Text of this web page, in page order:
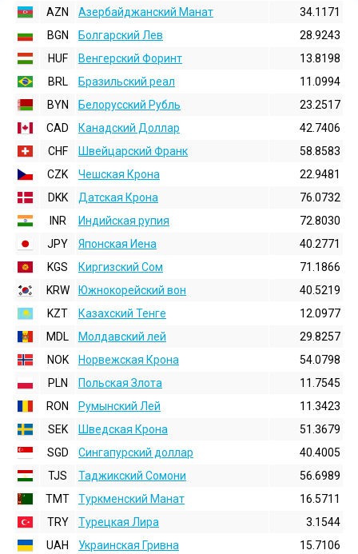
AZN
Азербайджанский Манат
34.1171
BGN
Болгарский Лев
28.9243
HUF
Венгерский Форинт
13.8198
BRL
Бразильский реал
11.0994
BYN
Белорусский Рубль
23.2517
CAD
Канадский Доллар
42.7406
CHF
Швейцарский Франк
58.8583
CZK
Чешская Крона
22.9481
DKK
Датская Крона
76.0732
INR
Индийская pупия
72.8030
JPY
Японская Иена
40.2771
KGS
Киргизский Сом
71.1866
KRW
Южнокорейский вон
40.5219
KZT
Казахский Тенге
12.0977
MDL
Молдавский лей
29.8257
NOK
Норвежская Крона
54.0798
PLN
Польская Злота
11.7545
RON
Румынский Лей
11.3423
SEK
Шведская Крона
51.3679
SGD
Сингапурский доллар
40.4005
TJS
Таджикский Сомони
56.6989
TMT
Туркменский Манат
16.5711
TRY
Турецкая Лира
3.1544
UAH
Украинская Гривна
15.7106